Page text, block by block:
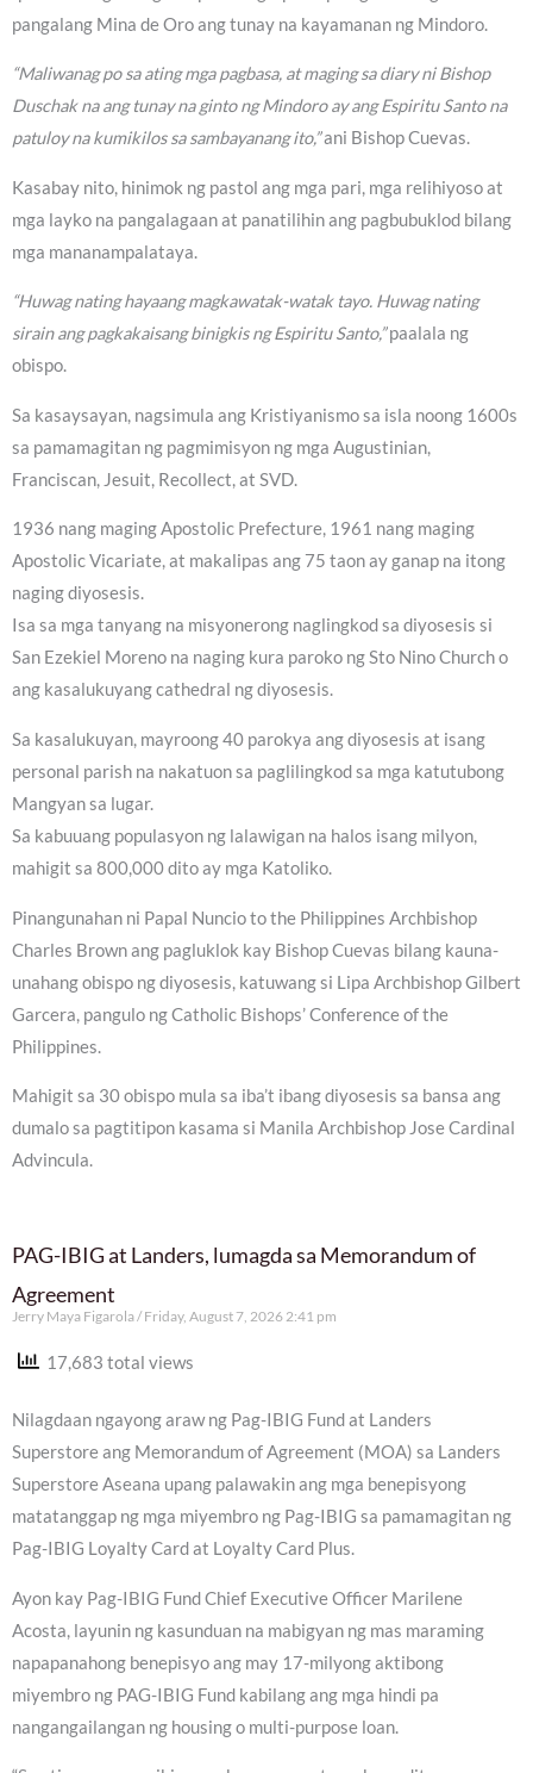
pangalang Mina de Oro ang tunay na kayamanan ng Mindoro.
“Maliwanag po sa ating mga pagbasa, at maging sa diary ni Bishop
Duschak na ang tunay na ginto ng Mindoro ay ang Espiritu Santo na
patuloy na kumikilos sa sambayanang ito,”ani Bishop Cuevas.
Kasabay nito, hinimok ng pastol ang mga pari, mga relihiyoso at
mga layko na pangalagaan at panatilihin ang pagbubuklod bilang
mga mananampalataya.
“Huwag nating hayaang magkawatak-watak tayo. Huwag nating
sirain ang pagkakaisang binigkis ng Espiritu Santo,”paalala ng
obispo.
Sa kasaysayan, nagsimula ang Kristiyanismo sa isla noong 1600s
sa pamamagitan ng pagmimisyon ng mga Augustinian,
Franciscan, Jesuit, Recollect, at SVD.
1936 nang maging Apostolic Prefecture, 1961 nang maging
Apostolic Vicariate, at makalipas ang 75 taon ay ganap na itong
naging diyosesis.
Isa sa mga tanyang na misyonerong naglingkod sa diyosesis si
San Ezekiel Moreno na naging kura paroko ng Sto Nino Church o
ang kasalukuyang cathedral ng diyosesis.
Sa kasalukuyan, mayroong 40 parokya ang diyosesis at isang
personal parish na nakatuon sa paglilingkod sa mga katutubong
Mangyan sa lugar.
Sa kabuuang populasyon ng lalawigan na halos isang milyon,
mahigit sa 800,000 dito ay mga Katoliko.
Pinangunahan ni Papal Nuncio to the Philippines Archbishop
Charles Brown ang pagluklok kay Bishop Cuevas bilang kauna-
unahang obispo ng diyosesis, katuwang si Lipa Archbishop Gilbert
Garcera, pangulo ng Catholic Bishops’ Conference of the
Philippines.
Mahigit sa 30 obispo mula sa iba’t ibang diyosesis sa bansa ang
dumalo sa pagtitipon kasama si Manila Archbishop Jose Cardinal
Advincula.
PAG-IBIG at Landers, lumagda sa Memorandum of
Agreement
Jerry Maya Figarola Friday, August 7, 2026 2:41 pm
17,683 total views
Nilagdaan ngayong araw ng Pag-IBIG Fund at Landers
Superstore ang Memorandum of Agreement (MOA) sa Landers
Superstore Aseana upang palawakin ang mga benepisyong
matatanggap ng mga miyembro ng Pag-IBIG sa pamamagitan ng
Pag-IBIG Loyalty Card at Loyalty Card Plus.
Ayon kay Pag-IBIG Fund Chief Executive Officer Marilene
Acosta, layunin ng kasunduan na mabigyan ng mas maraming
napapanahong benepisyo ang may 17-milyong aktibong
miyembro ng PAG-IBIG Fund kabilang ang mga hindi pa
nangangailangan ng housing o multi-purpose loan.